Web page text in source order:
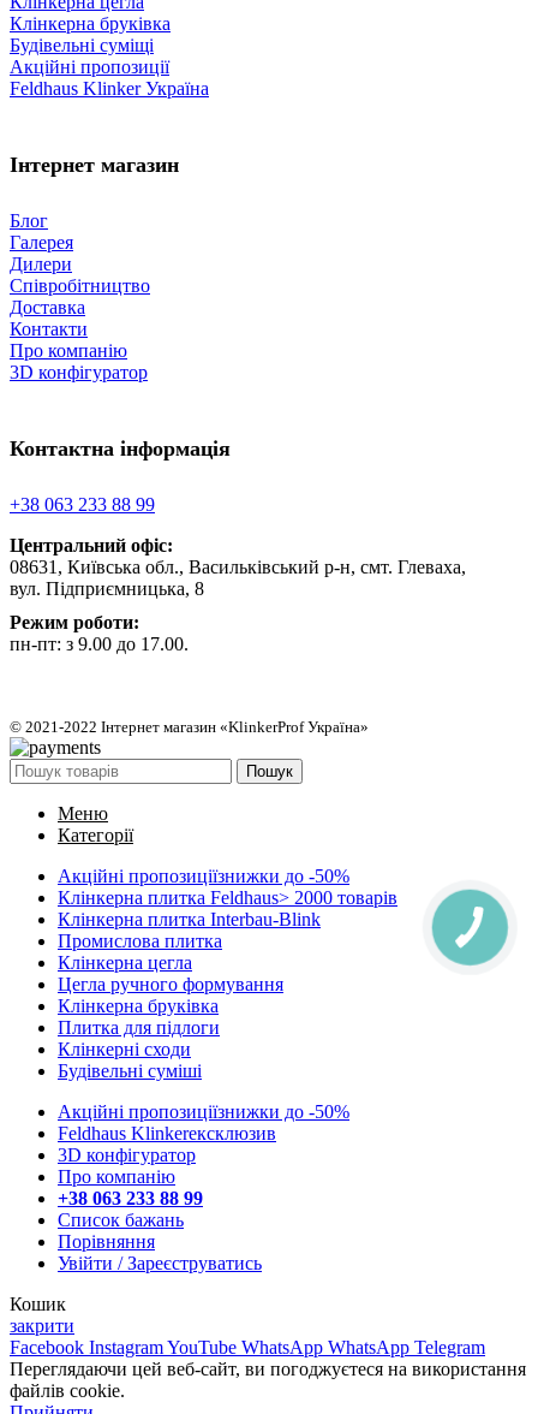
Клінкерна бруківка
Будівельні суміщі
Акційні пропозиції
Feldhaus Klinker Україна
Інтернет магазин
Блог
Галерея
Дилери
Співробітництво
Доставка
Контакти
Про компанію
3D конфігуратор
Контактна інформація
+38 063 233 88 99
Центральний офіс:
08631, Київська обл., Васильківський р-н, смт. Глеваха,
вул. Підприємницька, 8
Режим роботи:
пн-пт: з 9.00 до 17.00.
© 2021-2022 Інтернет магазин «KlinkerProf Україна»
Пошук
Меню
Категорії
Акційні пропозиціїзнижки до -50%
Клінкерна плитка Feldhaus> 2000 товарів
Клінкерна плитка Interbau-Blink
Промислова плитка
Клінкерна цегла
Цегла ручного формування
Клінкерна бруківка
Плитка для підлоги
Клінкерні сходи
Будівельні суміші
Акційні пропозиціїзнижки до -50%
Feldhaus Klinkereксклюзив
3D конфігуратор
Про компанію
+38 063 233 88 99
Список бажань
Порівняння
Увійти / Зареєструватись
Кошик
закрити
Facebook InstagramYouTube WhatsApp WhatsApp Telegram
Переглядаючи цей веб-сайт, ви погоджуєтеся на використання
файлів cookie.